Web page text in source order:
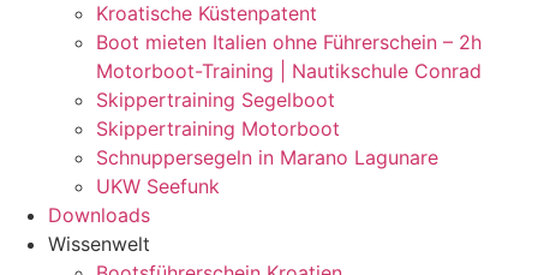
Kroatische Küstenpatent
Boot mieten Italien ohne Führerschein – 2h
Motorboot-Training | Nautikschule Conrad
Skippertraining Segelboot
Skippertraining Motorboot
Schnuppersegeln in Marano Lagunare
UKW Seefunk
Downloads
Wissenwelt